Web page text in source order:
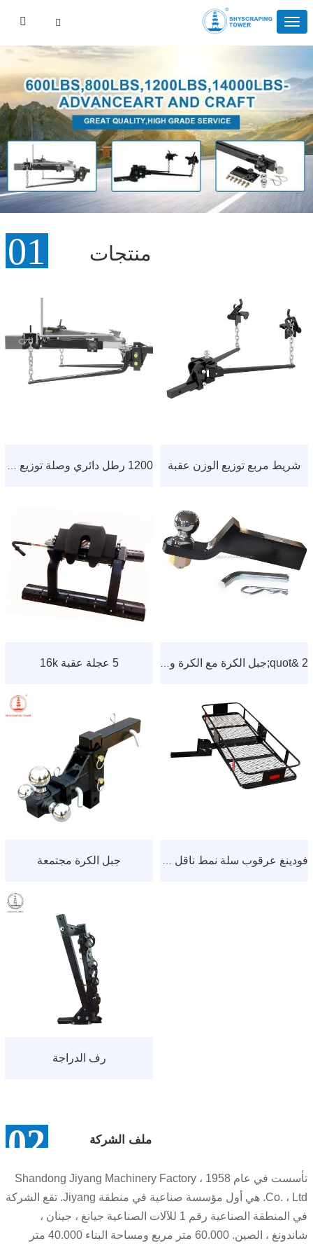
منتجات
1200 رطل دائري وصلة توزيع الوزن شريط مربع توزيع الوزن عقبة
5 عجلة عقبة 16k 2 &quot;جبل الكرة مع الكرة والدبوس
جبل الكرة مجتمعة فودينغ عرقوب سلة نمط ناقل البضائع
رف الدراجة
ملف الشركة
تأسست في عام 1958 ، Shandong Jiyang Machinery Factory
Co. ، Ltd. هي أول مؤسسة صناعية في منطقة Jiyang. تقع الشركة
في المنطقة الصناعية رقم 1 للآلات الصناعية جيانغ ، جينان ،
شاندونغ ، الصين. 60.000 متر مربع ومساحة البناء 40.000 متر